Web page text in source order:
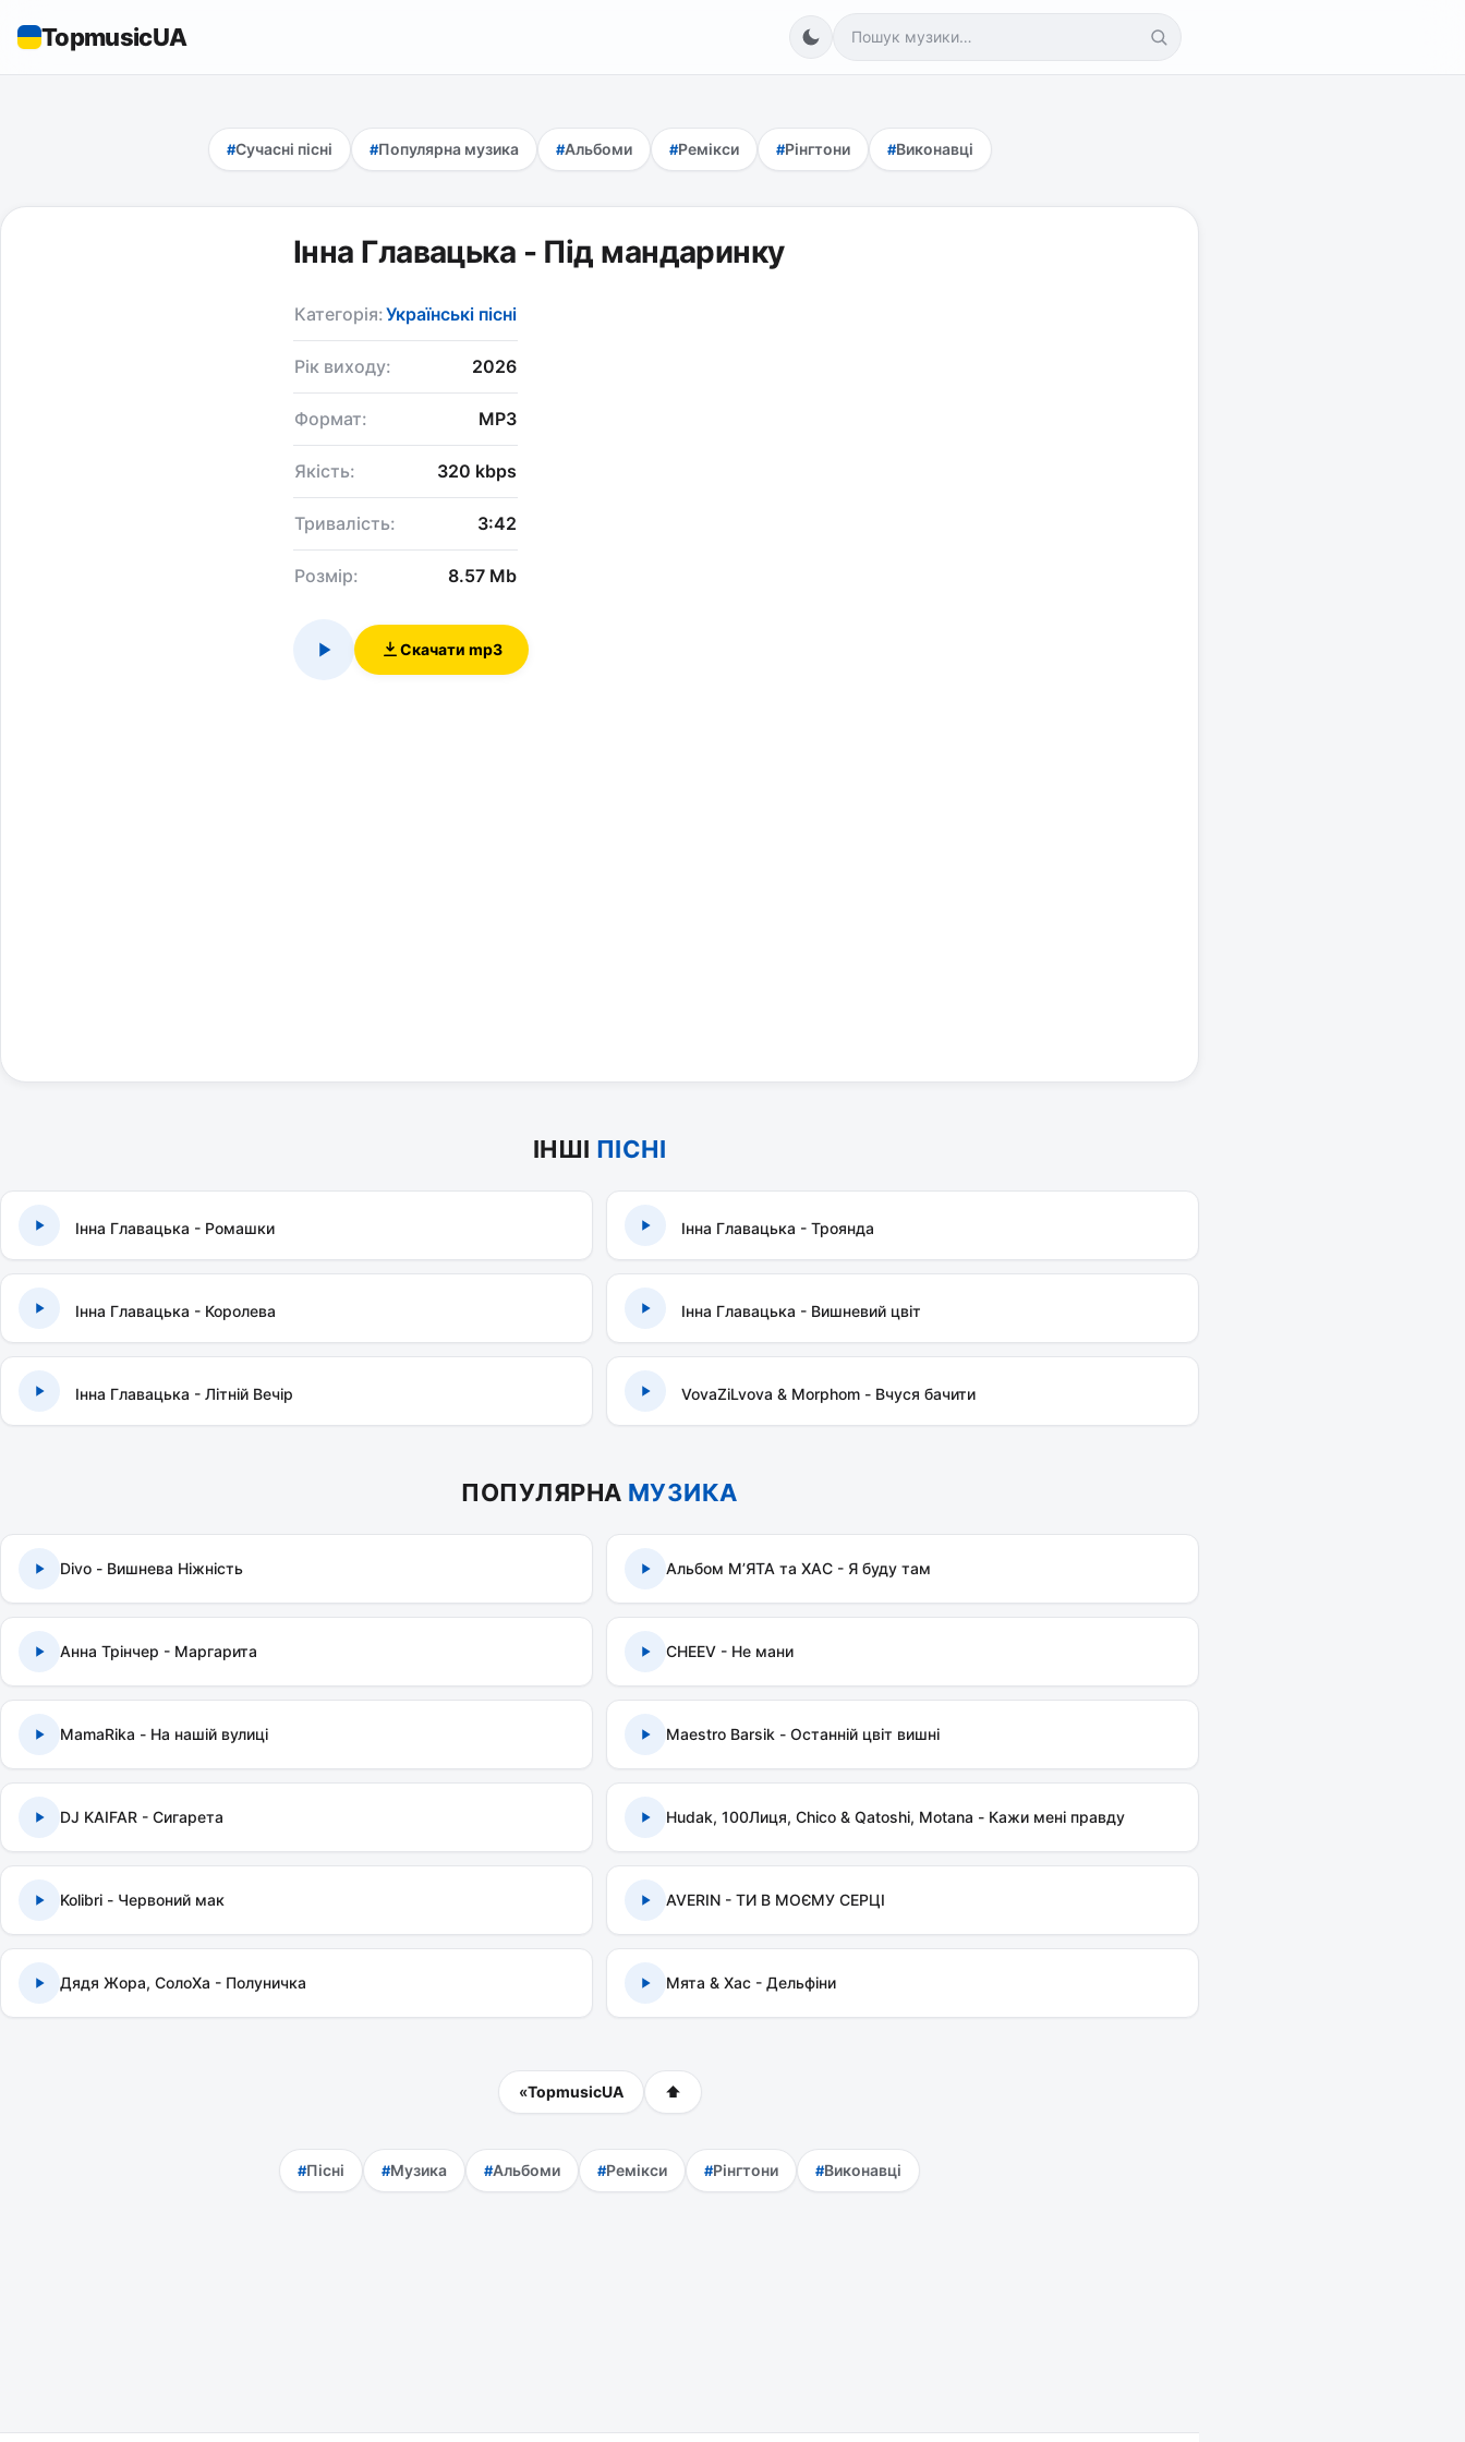
TopmusicUA
Сучасні пісні Популярна музика Альбоми Ремікси Рінгтони Виконавці
Інна Главацька - Під мандаринку
Категорія:Українські пісні
Рік виходу: 2026
Формат: MP3
Якість: 320 kbps
Тривалість: 3:42
Розмір: 8.57 Mb
Скачати mp3
ІНШІ ПІСНІ
Інна Главацька - Ромашки Інна Главацька - Троянда
Інна Главацька - Королева Інна Главацька - Вишневий цвіт
Інна Главацька - Літній Вечір VovaZiLvova & Morphom - Вчуся бачити
ПОПУЛЯРНА МУЗИКА
Divo - Вишнева Ніжність Альбом МʼЯТА та ХАС - Я буду там
Анна Трінчер - Маргарита CHEEV - Не мани
MamaRika - На нашій вулиці Maestro Barsik - Останній цвіт вишні
DJ KAIFAR - Сигарета Hudak, 100Лиця, Chico & Qatoshi, Motana - Кажи мені правду
Kolibri - Червоний мак AVERIN - ТИ В МОЄМУ СЕРЦІ
Дядя Жора, СолоХа - Полуничка Мята & Хас - Дельфіни
«TopmusicUA ⬆
Пісні Музика Альбоми Ремікси Рінгтони Виконавці